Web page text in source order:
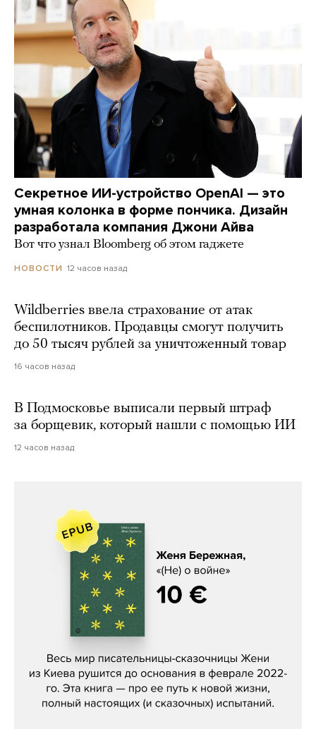
Секретное ИИ-устройство OpenAI — это
умная колонка в форме пончика. Дизайн
разработала компания Джони Айва
Вот что узнал Bloomberg об этом гаджете
НОВОСТИ 12 часов назад
Wildberries ввела страхование от атак
беспилотников. Продавцы смогут получить
до 50 тысяч рублей за уничтоженный товар
16 часов назад
В Подмосковье выписали первый штраф
за борщевик, который нашли с помощью ИИ
12 часов назад
Женя Бережная, «(Не) о войне»